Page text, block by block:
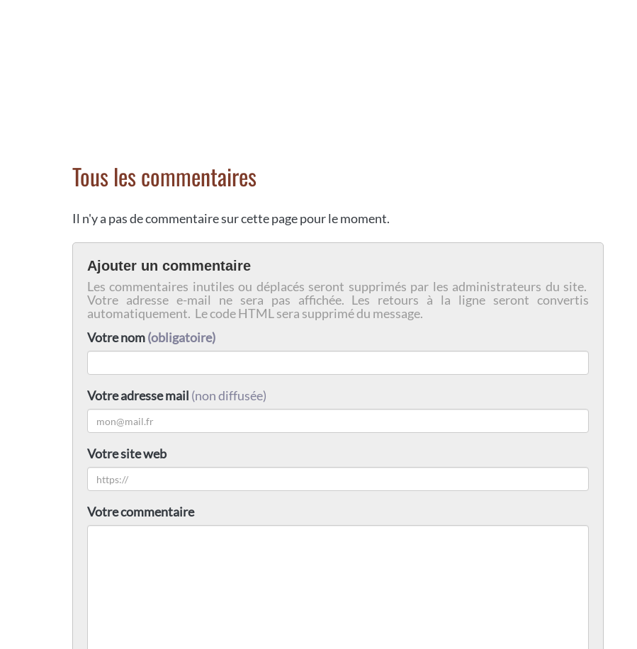
Tous les commentaires
Il n'y a pas de commentaire sur cette page pour le moment.
Ajouter un commentaire
Les commentaires inutiles ou déplacés seront supprimés par les administrateurs du site.
Votre adresse e-mail ne sera pas affichée. Les retours à la ligne seront convertis
automatiquement. Le code HTML sera supprimé du message.
Votre nom(obligatoire)
Votre adresse mail (non diffusée)
Votre site web
Votre commentaire